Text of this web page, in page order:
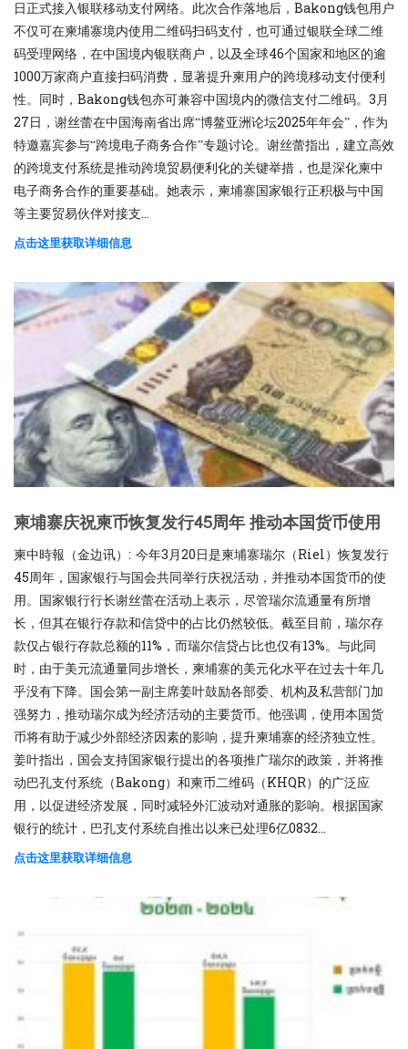
日正式接入银联移动支付网络。此次合作落地后，Bakong钱包用户
不仅可在柬埔寨境内使用二维码扫码支付，也可通过银联全球二维
码受理网络，在中国境内银联商户，以及全球46个国家和地区的逾
1000万家商户直接扫码消费，显著提升柬用户的跨境移动支付便利
性。同时，Bakong钱包亦可兼容中国境内的微信支付二维码。3月
27日，谢丝蕾在中国海南省出席“博鳌亚洲论坛2025年年会”，作为
特邀嘉宾参与“跨境电子商务合作”专题讨论。谢丝蕾指出，建立高效
的跨境支付系统是推动跨境贸易便利化的关键举措，也是深化柬中
电子商务合作的重要基础。她表示，柬埔寨国家银行正积极与中国
等主要贸易伙伴对接支...
点击这里获取详细信息
柬埔寨庆祝柬币恢复发行45周年 推动本国货币使用
柬中時報（金边讯）: 今年3月20日是柬埔寨瑞尔（Riel）恢复发行
45周年，国家银行与国会共同举行庆祝活动，并推动本国货币的使
用。国家银行行长谢丝蕾在活动上表示，尽管瑞尔流通量有所增
长，但其在银行存款和信贷中的占比仍然较低。截至目前，瑞尔存
款仅占银行存款总额的11%，而瑞尔信贷占比也仅有13%。与此同
时，由于美元流通量同步增长，柬埔寨的美元化水平在过去十年几
乎没有下降。国会第一副主席姜叶鼓励各部委、机构及私营部门加
强努力，推动瑞尔成为经济活动的主要货币。他强调，使用本国货
币将有助于减少外部经济因素的影响，提升柬埔寨的经济独立性。
姜叶指出，国会支持国家银行提出的各项推广瑞尔的政策，并将推
动巴孔支付系统（Bakong）和柬币二维码（KHQR）的广泛应
用，以促进经济发展，同时减轻外汇波动对通胀的影响。根据国家
银行的统计，巴孔支付系统自推出以来已处理6亿0832...
点击这里获取详细信息